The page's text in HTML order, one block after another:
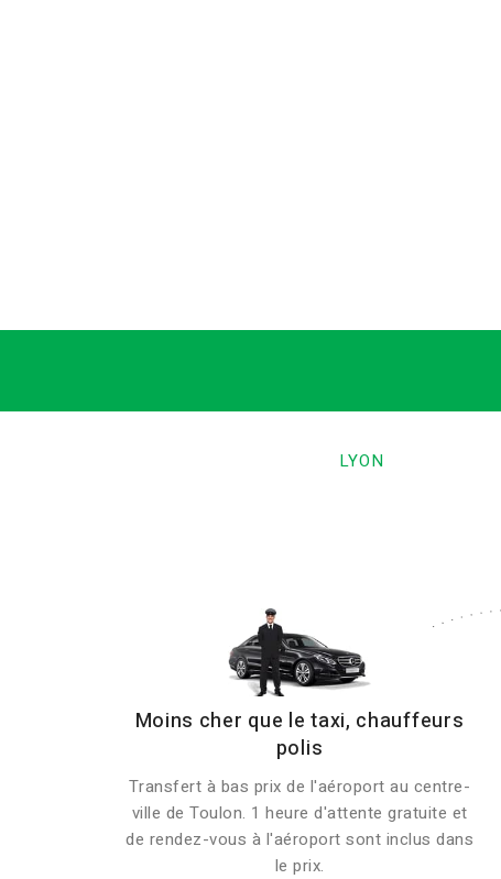
LYON
Moins cher que le taxi, chauffeurs
polis
Transfert à bas prix de l'aéroport au centre-
ville de Toulon. 1 heure d'attente gratuite et
de rendez-vous à l'aéroport sont inclus dans
le prix.